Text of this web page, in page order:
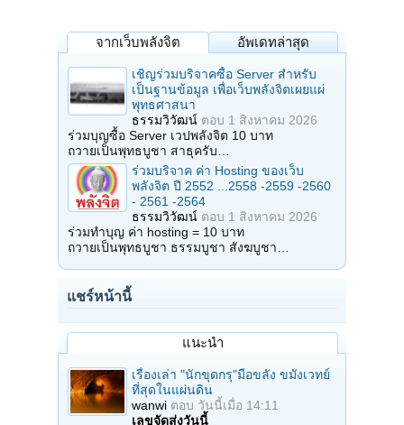
จากเว็บพลังจิต อัพเดทล่าสุด
เชิญร่วมบริจาคซื้อ Server สำหรับ
เป็นฐานข้อมูล เพื่อเว็บพลังจิตเผยแผ่
พุทธศาสนา
ธรรมวิวัฒน์ ตอบ 1 สิงหาคม 2026
ร่วมบุญซื้อ Server เวปพลังจิต 10 บาท
ถวายเป็นพุทธบูชา สาธุครับ…
ร่วมบริจาค ค่า Hosting ของเว็บ
พลังจิต ปี 2552 ...2558 -2559 -2560
- 2561 -2564
ธรรมวิวัฒน์ ตอบ 1 สิงหาคม 2026
ร่วมทำบุญ ค่า hosting = 10 บาท
ถวายเป็นพุทธบูชา ธรรมบูชา สังฆบูชา…
แชร์หน้านี้
แนะนำ
เรื่องเล่า "นักขุดกรุ"มือขลัง ขมังเวทย์
ที่สุดในแผ่นดิน
wanwi ตอบ วันนี้เมื่อ 14:11
เลขจัดส่งวันนี้